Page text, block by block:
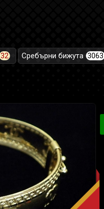
32 Сребърни бижута 3063